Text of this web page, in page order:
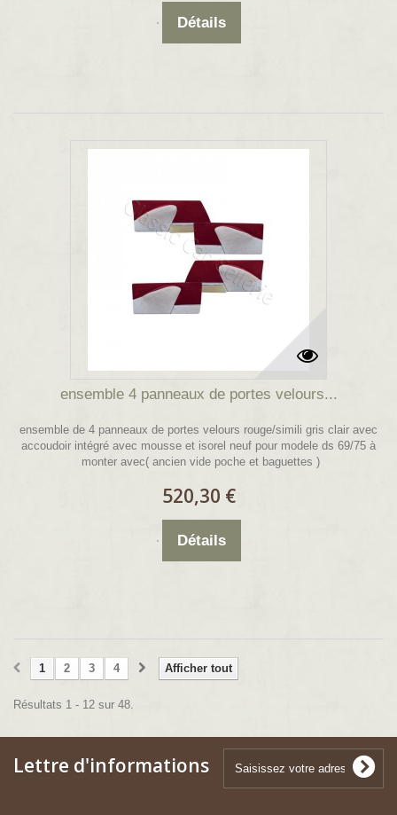
Détails
ensemble 4 panneaux de portes velours...
ensemble de 4 panneaux de portes velours rouge/simili gris clair avec
accoudoir intégré avec mousse et isorel neuf pour modele ds 69/75 à
monter avec( ancien vide poche et baguettes )
520,30 €
Détails
Afficher tout
1 2 3 4
Résultats 1 - 12 sur 48.
Lettre d'informations